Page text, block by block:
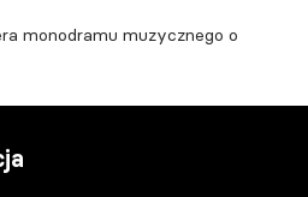
monodramu muzycznego o